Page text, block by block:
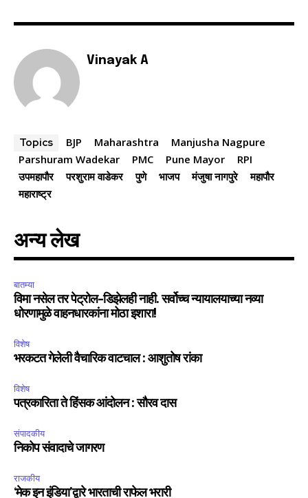
Vinayak A
Topics BJP Maharashtra
Manjusha Nagpure
Parshuram Wadekar
PMC Pune Mayor
RPI
उपमहापौर
परशुराम वाडेकर पुणे भाजप मंजुषा नागपुरे
महापौर
महाराष्ट्र
अन्य लेख
बातम्या
विमा नसेल तर पेट्रोल-डिझेलही नाही. सर्वोच्च न्यायालयाच्या नव्या
धोरणामुळे वाहनधारकांना मोठा इशारा!
विशेष
भरकटत गेलेली वैचारिक वाटचाल : आशुतोष रांका
विशेष
पत्रकारिता ते हिंसक आंदोलन : सौरव दास
संपादकीय
निकोप संवादाचे जागरण
राजकीय
‘मेक इन इंडिया’द्वारे भारताची राफेल भरारी